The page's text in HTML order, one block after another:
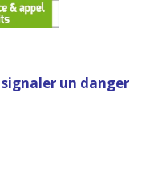
un danger